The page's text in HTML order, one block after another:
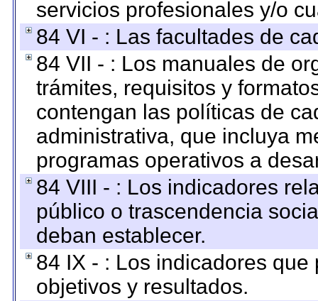
servicios profesionales y/o
84 VI - : Las facultades de
84 VII - : Los manuales de
trámites, requisitos y
contengan las políticas de
administrativa, que incluya
programas operativos a
84 VIII - : Los indicadores
público o trascendencia
deban establecer.
84 IX - : Los indicadores
objetivos y resultados.